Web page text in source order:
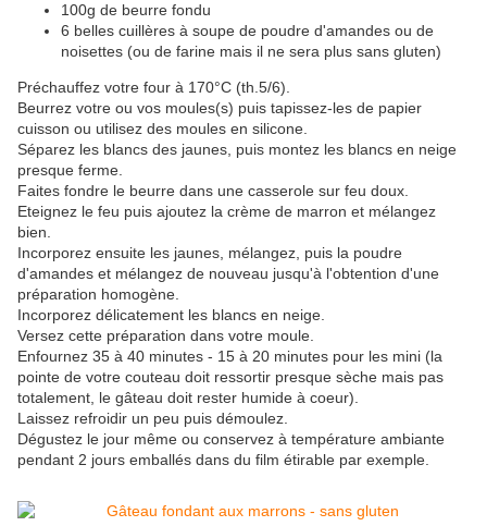
100g de beurre fondu
6 belles cuillères à soupe de poudre d'amandes ou de
noisettes (ou de farine mais il ne sera plus sans gluten)
Préchauffez votre four à 170°C (th.5/6).
Beurrez votre ou vos moules(s) puis tapissez-les de papier
cuisson ou utilisez des moules en silicone.
Séparez les blancs des jaunes, puis montez les blancs en neige
presque ferme.
Faites fondre le beurre dans une casserole sur feu doux.
Eteignez le feu puis ajoutez la crème de marron et mélangez
bien.
Incorporez ensuite les jaunes, mélangez, puis la poudre
d'amandes et mélangez de nouveau jusqu'à l'obtention d'une
préparation homogène.
Incorporez délicatement les blancs en neige.
Versez cette préparation dans votre moule.
Enfournez 35 à 40 minutes - 15 à 20 minutes pour les mini (la
pointe de votre couteau doit ressortir presque sèche mais pas
totalement, le gâteau doit rester humide à coeur).
Laissez refroidir un peu puis démoulez.
Dégustez le jour même ou conservez à température ambiante
pendant 2 jours emballés dans du film étirable par exemple.